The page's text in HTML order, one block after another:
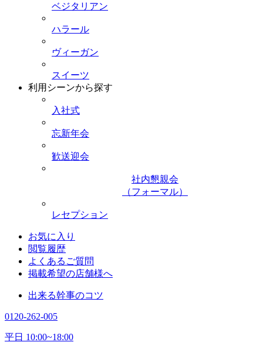
ベジタリアン
ハラール
ヴィーガン
スイーツ
利用シーンから探す
入社式
忘新年会
歓送迎会
社内懇親会
（フォーマル）
レセプション
お気に入り
閲覧履歴
よくあるご質問
掲載希望の店舗様へ
出来る幹事のコツ
0120-262-005
平日 10:00~18:00